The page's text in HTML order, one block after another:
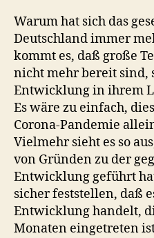
Warum hat sich das
Deutschland immer
kommt es, daß große
nicht mehr bereit sind,
Entwicklung in ihrem
Es wäre zu einfach,
Corona-Pandemie
Vielmehr sieht es so
von Gründen zu der
Entwicklung geführt
sicher feststellen, daß
Entwicklung handelt,
Monaten eingetreten